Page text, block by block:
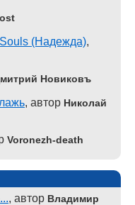
(Надежда),
Новиковъ
, автор Николай
Voronezh-death
, автор Владимир